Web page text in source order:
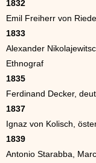
1832
Emil Freiherr von
1833
Alexander
Ethnograf
1835
Ferdinand Decker,
1837
Ignaz von Kolisch,
1839
Antonio Starabba,